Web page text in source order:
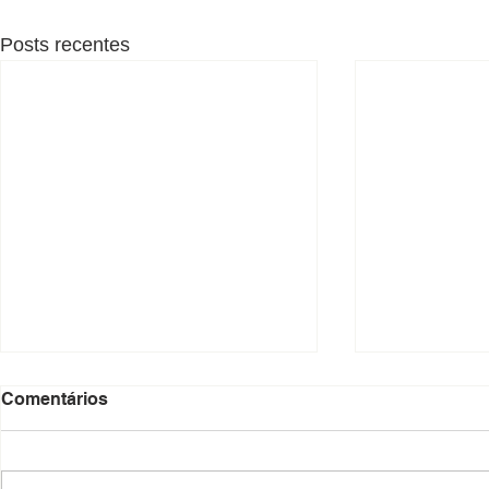
Posts recentes
Comentários